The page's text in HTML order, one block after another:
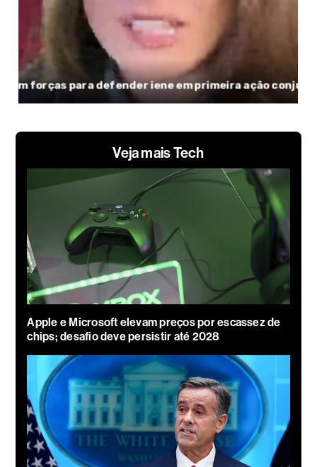
Veja mais Tech
Apple e Microsoft elevam preços por escassez de
chips; desafio deve persistir até 2028